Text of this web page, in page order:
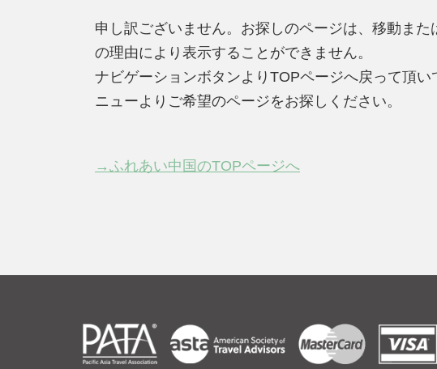
申し訳ございません。お探しのページは、移動また
の理由により表示することができません。
ナビゲーションボタンよりTOPページへ戻って頂い
ニューよりご希望のページをお探しください。
→ふれあい中国のTOPページへ